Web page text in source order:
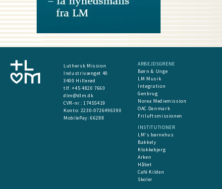
Luthersk Mission
Industrivænget 40
3400 Hillerød
tlf. +45 4820 7660
dlm@dlm.dk
CVR-nr.: 17455419
​Konto: 2230-0726496390
MobilePay:66288
ARBEJDSGRENE
Børn & Unge
LM Musik
Integration
Genbrug
Norea Mediemission
OAC Danmark
Friluftsmissionen
INSTITUTIONER
LM's børnehus
Bakkely
Klokkebjerg
Arken
Håbet
Café Kilden
Skoler